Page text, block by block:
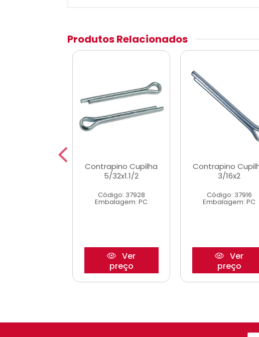
Produtos Relacionados
Contrapino Cupilha
5/32x1.1/2
Código: 37928
Embalagem: PC
Ver
preço
Contrapino
3/16x2
Código: 37916
Embalagem: PC
Ver
preço